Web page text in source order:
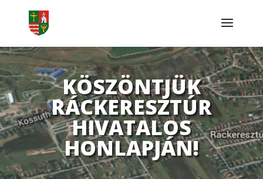
KÖSZÖNTJÜK
RÁCKERESZTÚR
HIVATALOS
HONLAPJÁN!